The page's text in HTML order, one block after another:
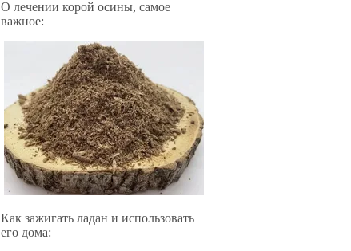
О лечении корой осины, самое
важное:
Как зажигать ладан и использовать
его дома: